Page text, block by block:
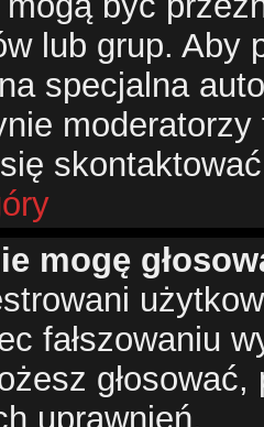
lub grup. Aby
specjalna
mogę
fałszowaniu
uprawnień.